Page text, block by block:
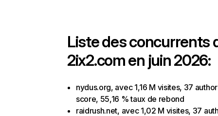
Liste des concurrents
2ix2.com en juin 2026:
nydus.org, avec 1,16 M visites, 37
score, 55,16 % taux de rebond
raidrush.net, avec 1,02 M visites, 37